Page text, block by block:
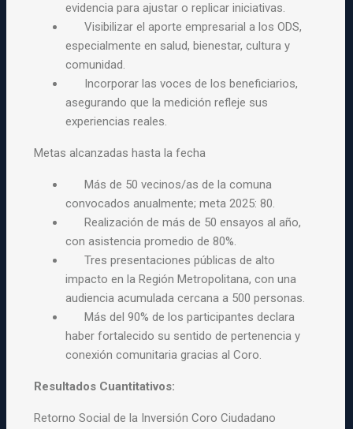
evidencia para ajustar o replicar iniciativas.
Visibilizar el aporte empresarial a los ODS,
especialmente en salud, bienestar, cultura y
comunidad.
Incorporar las voces de los beneficiarios,
asegurando que la medición refleje sus
experiencias reales.
Metas alcanzadas hasta la fecha
Más de 50 vecinos/as de la comuna
convocados anualmente; meta 2025: 80.
Realización de más de 50 ensayos al año,
con asistencia promedio de 80%.
Tres presentaciones públicas de alto
impacto en la Región Metropolitana, con una
audiencia acumulada cercana a 500 personas.
Más del 90% de los participantes declara
haber fortalecido su sentido de pertenencia y
conexión comunitaria gracias al Coro.
Resultados Cuantitativos:
Retorno Social de la Inversión Coro Ciudadano